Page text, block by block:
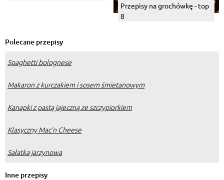
Przepisy na grochówkę - top
8
Polecane przepisy
Spaghetti bolognese
Makaron z kurczakiem i sosem śmietanowym
Kanapki z pastą jajeczną ze szczypiorkiem
Klasyczny Mac’n Cheese
Sałatka jarzynowa
Inne przepisy